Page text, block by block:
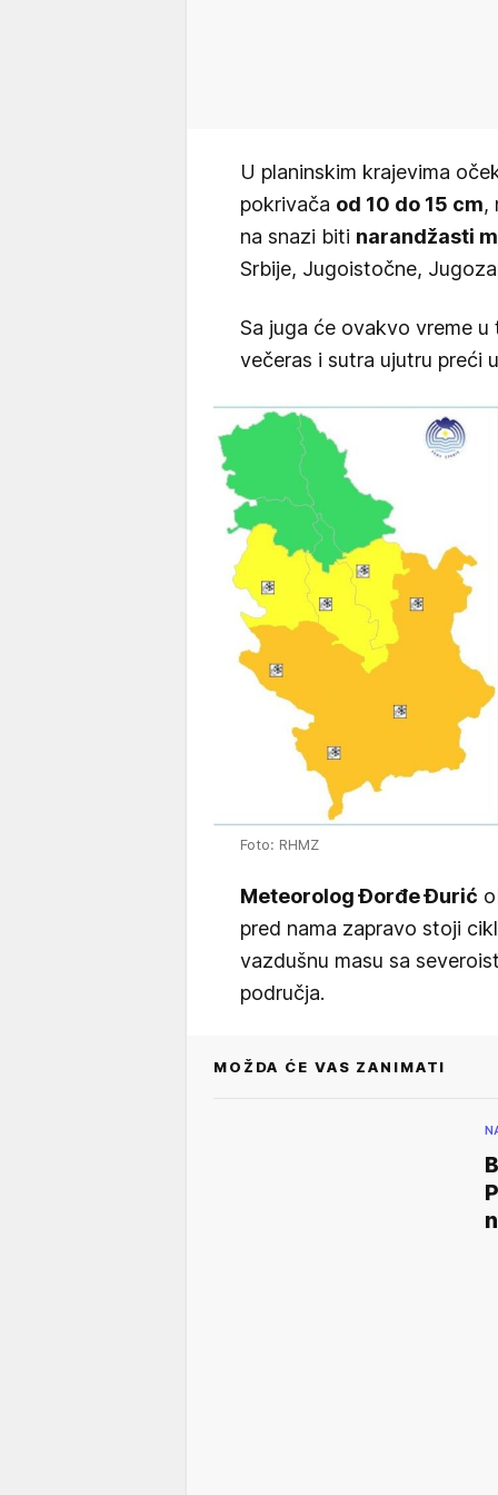
U planinskim krajevima
pokrivača od 10 do 15 cm,
na snazi biti narandžasti
Srbije, Jugoistočne,
Sa juga će ovakvo vreme
večeras i sutra ujutru preći
Foto: RHMZ
Meteorolog Đorđe Đurić
pred nama zapravo stoji
vazdušnu masu sa
područja.
MOŽDA ĆE VAS ZANIMATI